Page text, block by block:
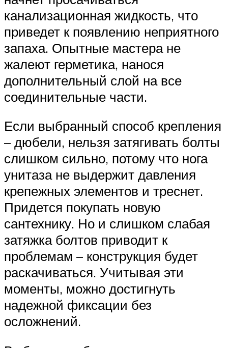
канализационная жидкость, что
приведет к появлению неприятного
запаха. Опытные мастера не
жалеют герметика, нанося
дополнительный слой на все
соединительные части.
Если выбранный способ крепления
– дюбели, нельзя затягивать болты
слишком сильно, потому что нога
унитаза не выдержит давления
крепежных элементов и треснет.
Придется покупать новую
сантехнику. Но и слишком слабая
затяжка болтов приводит к
проблемам – конструкция будет
раскачиваться. Учитывая эти
моменты, можно достигнуть
надежной фиксации без
осложнений.